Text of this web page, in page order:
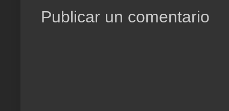
Publicar un comentario